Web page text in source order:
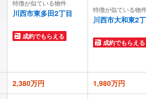
特徴が似ている物件
川西市東多田2丁目
成約でもらえる
特徴が似ている物
川西市大和東2
成約でもらえる
2,380万円 1,980万円